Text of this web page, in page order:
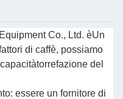
Co., Ltd. èUn
di caffè, possiamo
torrefazione del
essere un fornitore di